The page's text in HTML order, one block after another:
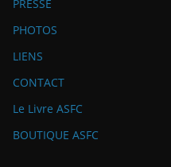
PRESSE
PHOTOS
LIENS
CONTACT
Le Livre ASFC
BOUTIQUE ASFC